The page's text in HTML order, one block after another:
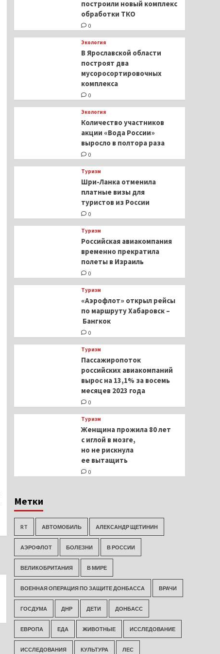
построили новый комплекс
обработки ТКО
0
Экология
В Ярославской области
построят два
мусоросортировочных
комплекса
0
Экология
Количество участников
акции «Вода России»
выросло в полтора раза
0
Туризм
Шри-Ланка отменила
платные визы для
туристов из России
0
Туризм
Российская авиакомпания
временно прекратила
полеты в Израиль
0
Туризм
«Аэрофлот» открыл рейсы
по маршруту Хабаровск –
Бангкок
0
Туризм
Пассажиропоток
российских авиакомпаний
вырос на 13,1% за восемь
месяцев 2023 года
0
Туризм
Женщина прожила 80 лет
с иглой в мозге,
но не рискнула
ее вытащить
0
Метки
RT АВТОМОБИЛЬ АЛЕКСАНДР ЩЕТИНИН
АЭРОФЛОТ БОЛЕЗНИ В РОССИИ
ВЕЛИКОБРИТАНИЯ В МИРЕ
ВОЕННАЯ ОПЕРАЦИЯ ПО ЗАЩИТЕ ДОНБАССА ВРАЧИ
ГОСДУМА ДНР ДЕТИ ДОНБАСС
ЕВРОПА ЕДА ЖИВОТНЫЕ ИССЛЕДОВАНИЕ
ИССЛЕДОВАНИЯ КУЛЬТУРА ЛЕС